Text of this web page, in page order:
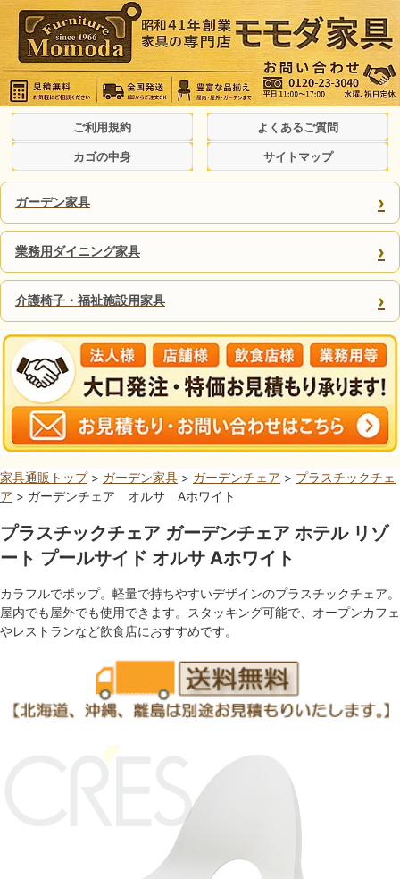
ご利用規約 よくあるご質問
カゴの中身 サイトマップ
ガーデン家具 ›
業務用ダイニング家具 ›
介護椅子・福祉施設用家具 ›
家具通販トップ> ガーデン家具 > ガーデンチェア > プラスチックチェ
ア > ガーデンチェア オルサ Aホワイト
プラスチックチェア ガーデンチェア ホテル リゾ
ート プールサイド オルサ Aホワイト
カラフルでポップ。軽量で持ちやすいデザインのプラスチックチェア。
屋内でも屋外でも使用できます。スタッキング可能で、オープンカフェ
やレストランなど飲食店におすすめです。